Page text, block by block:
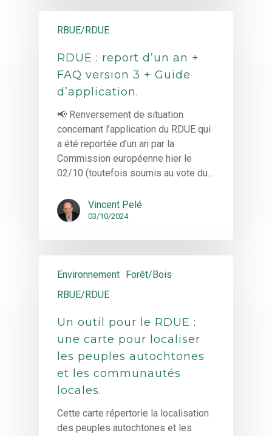
RBUE/RDUE
RDUE : report d’un an +
FAQ version 3 + Guide
d’application.
📢 Renversement de situation
concernant l’application du RDUE qui
a été reportée d’un an par la
Commission européenne hier le
02/10 (toutefois soumis au vote du…
Vincent Pelé
03/10/2024
Environnement Forêt/Bois
RBUE/RDUE
Un outil pour le RDUE :
une carte pour localiser
les peuples autochtones
et les communautés
locales.
Cette carte répertorie la localisation
des peuples autochtones et les